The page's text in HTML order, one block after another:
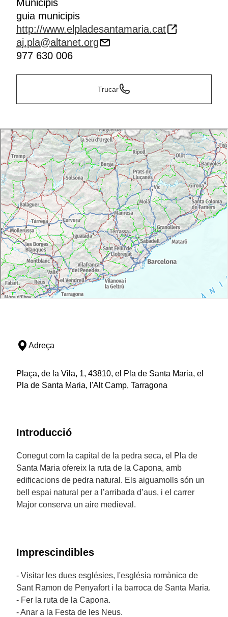
Municipis
guia municipis
http://www.elpladesantamaria.cat
aj.pla@altanet.org
977 630 006
Trucar
Adreça
Plaça, de la Vila, 1, 43810, el Pla de Santa Maria, el
Pla de Santa Maria, l'Alt Camp, Tarragona
Introducció
Conegut com la capital de la pedra seca, el Pla de
Santa Maria ofereix la ruta de la Capona, amb
edificacions de pedra natural. Els aiguamolls són un
bell espai natural per a l’arribada d’aus, i el carrer
Major conserva un aire medieval.
Imprescindibles
- Visitar les dues esglésies, l'església romànica de
Sant Ramon de Penyafort i la barroca de Santa Maria.
- Fer la ruta de la Capona.
- Anar a la Festa de les Neus.